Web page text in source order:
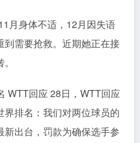
月身体不适，12月因失语
需要抢救。近期她正在接
WTT回应 28日，WTT回应
排名：我们对两位球员的
出台，罚款为确保选手参